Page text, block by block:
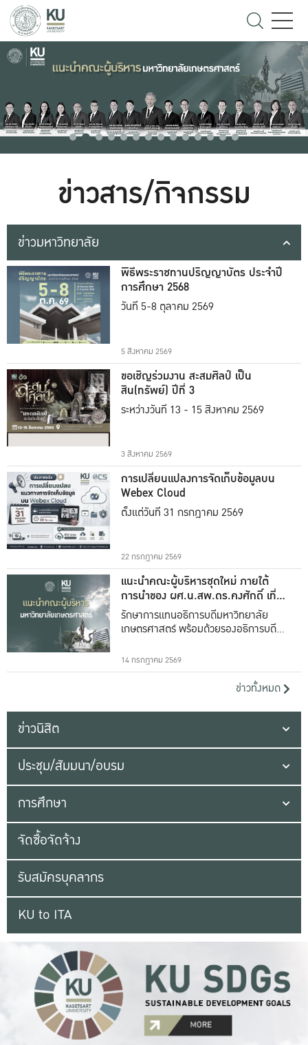
ข่าวสาร/กิจกรรม
ข่าวมหาวิทยาลัย
พิธีพระราชทานปริญญาบัตร ประจำปี
การศึกษา 2568
วันที่ 5-8 ตุลาคม 2569
5 สิงหาคม 2569
ขอเชิญร่วมงาน สะสมศิลป์ เป็น
สิน(ทรัพย์) ปีที่ 3
ระหว่างวันที่ 13 - 15 สิงหาคม 2569
3 สิงหาคม 2569
การเปลี่ยนแปลงการจัดเก็บข้อมูลบน
Webex Cloud
ตั้งแต่วันที่ 31 กรกฎาคม 2569
22 กรกฎาคม 2569
แนะนำคณะผู้บริหารชุดใหม่ ภายใต้
การนำของ ผศ.น.สพ.ดร.คงศักดิ์ เที่ยง
ธรรม
รักษาการแทนอธิการบดีมหาวิทยาลัย
เกษตรศาสตร์ พร้อมด้วยรองอธิการบดีทั้ง
14 กรกฎาคม 2569
ข่าวทั้งหมด
ข่าวนิสิต
ประชุม/สัมมนา/อบรม
การศึกษา
จัดซื้อจัดจ้าง
รับสมัครบุคลากร
KU to ITA